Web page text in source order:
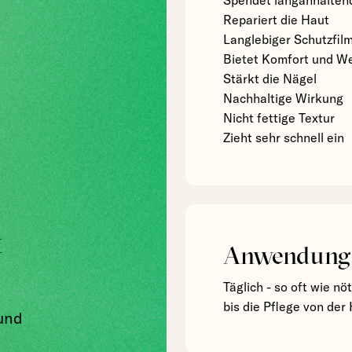
Repariert die Haut
Langlebiger
Bietet Komfort und
Stärkt die Nägel
Nachhaltige Wirkung
Nicht fettige Textur
Zieht sehr schnell ein
Anwendung
Täglich - so oft wie
bis die Pflege von